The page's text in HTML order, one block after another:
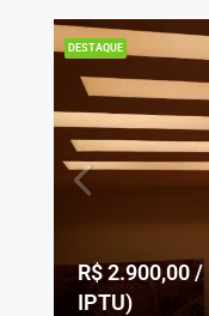
DESTAQUE
R$ 2.900,00
IPTU)